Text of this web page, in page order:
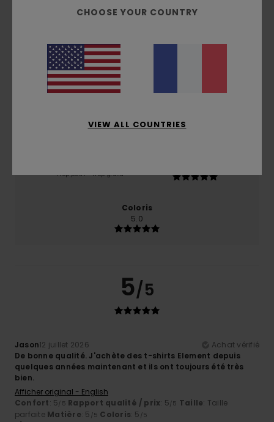
5.0
basé sur1 avis vérifiés
100% de nos clients recommandent ce produit
Trop petit Trop grand
Coloris
5.0
5/5
Jason12 juillet 2026
Achat vérifié
De bonne qualité. J'achète des t-shirts Element depuis
quelques années maintenant et ils ont toujours été très
bien.
Afficher original - English
Confort: 5/5 Rapport qualité / prix: 5/5 Taille: Taille
parfaite Matière: 5 /5 Coloris: 5 /5
CHOOSE YOUR COUNTRY
VIEW ALL COUNTRIES